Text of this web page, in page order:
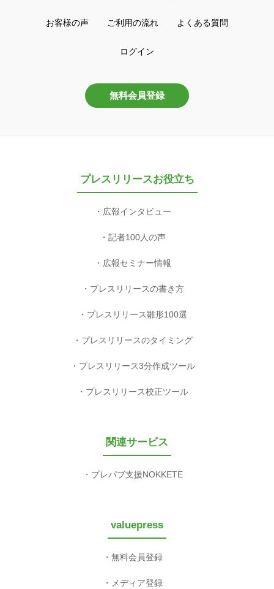
お客様の声 ご利用の流れ よくある質問
ログイン
無料会員登録
プレスリリースお役立ち
広報インタビュー
記者100人の声
広報セミナー情報
プレスリリースの書き方
プレスリリース雛形100選
プレスリリースのタイミング
プレスリリース3分作成ツール
プレスリリース校正ツール
関連サービス
プレパブ支援NOKKETE
valuepress
無料会員登録
メディア登録